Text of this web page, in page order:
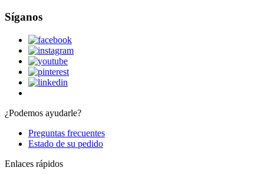
Síganos
¿Podemos ayudarle?
Preguntas frecuentes
Estado de su pedido
Enlaces rápidos